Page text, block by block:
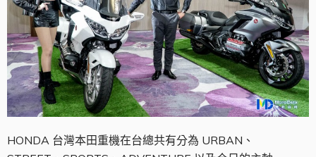
HONDA 台灣本田重機在台總共有分為 URBAN、